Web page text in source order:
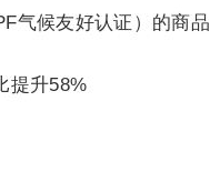
气候友好认证）的商品
提升58%